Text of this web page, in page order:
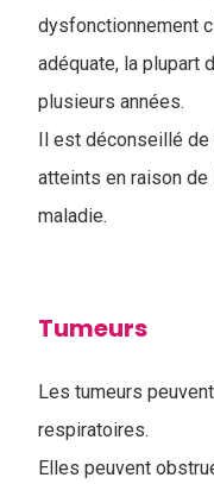
dysfonctionnement
adéquate, la plupart
plusieurs années.
Il est déconseillé
atteints en raison de
maladie.
Tumeurs
Les tumeurs
respiratoires.
Elles peuvent